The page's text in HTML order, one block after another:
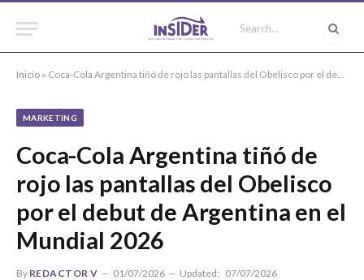
Inicio » Coca-Cola Argentina tiñó de rojo las pantallas del Obelisco por el debut de Argentina en el Mundial 2026
MARKETING
Coca-Cola Argentina tiñó de
rojo las pantallas del Obelisco
por el debut de Argentina en el
Mundial 2026
By REDACTOR V 01/07/2026 Updated: 07/07/2026